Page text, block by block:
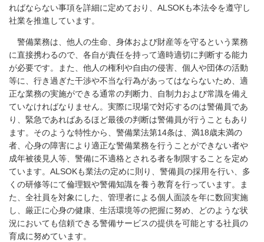
ればならない事項を詳細に定めており、ALSOKも本法令を遵守し
社業を推進しています。
警備業務は、他人の生命、身体および財産等を守るという業務
に直接携わるので、各自が責任を持って適時適切に判断する能力
が必要です。また、他人の権利や自由の侵害、個人や団体の活動
等に、行き過ぎた干渉や不当な行為があってはならないため、適
正な業務の実施ができる通常の判断力、自制力および常識を備え
ていなければなりません。実際に現場で対応するのは警備員であ
り、緊急であればあるほど最後の判断は警備員が行うこともあり
ます。そのような特性から、警備業法第14条は、満18歳未満の
者、心身の障害により適正な警備業務を行うことができない者や
成年被後見人等、警備に不適格とされる者を制限することを定め
ています。ALSOKも業法の定めに則り、警備員の採用を行い、多
くの研修等にて倫理観や警備知識を養う教育を行っています。ま
た、全社員を対象にした、管理者による個人面談を年に数回実施
し、厳正に心身の健康、生活環境等の把握に努め、どのような状
況においても信頼できる警備サービスの提供を可能とする社員の
育成に努めています。